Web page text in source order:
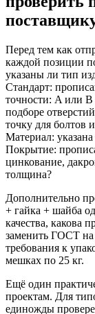
Перед тем как
каждой позиции
указаны ли тип
Стандарт:
точности: A или
подборе
точку для болтов
Материал:
Покрытие:
цинкование,
толщина?
Дополнительно
+ гайка + шайба
качества, какова
заменить ГОСТ на
требования к
мешках по 25 кг.
Ещё один
проектам. Для
единожды